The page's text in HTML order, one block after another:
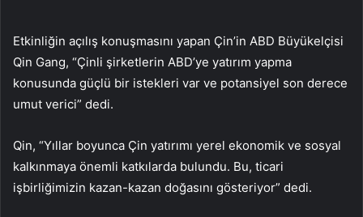
Etkinliğin açılış konuşmasını yapan Çin’in ABD Büyükelçisi
Qin Gang, “Çinli şirketlerin ABD’ye yatırım yapma
konusunda güçlü bir istekleri var ve potansiyel son derece
umut verici” dedi.
Qin, “Yıllar boyunca Çin yatırımı yerel ekonomik ve sosyal
kalkınmaya önemli katkılarda bulundu. Bu, ticari
işbirliğimizin kazan-kazan doğasını gösteriyor” dedi.